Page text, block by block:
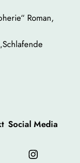
Roman,
Social Media
Instagram